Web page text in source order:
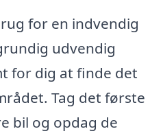
for en indvendig
udvendig
for dig at finde det
Tag det første
bil og opdag de